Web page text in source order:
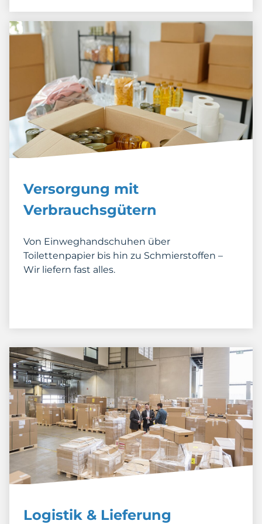
Versorgung mit
Verbrauchsgütern
Von Einweghandschuhen über
Toilettenpapier bis hin zu Schmierstoffen –
Wir liefern fast alles.
Logistik & Lieferung